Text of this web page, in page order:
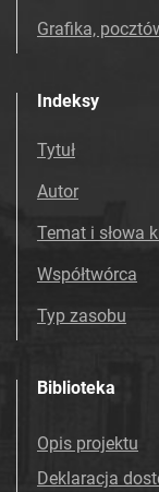
Grafika,
Indeksy
Tytuł
Autor
Temat i słowa
Współtwórca
Typ zasobu
Biblioteka
Opis projektu
Deklaracja